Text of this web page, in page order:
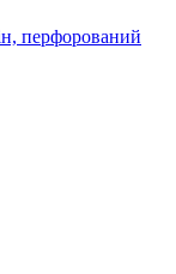
перфорований